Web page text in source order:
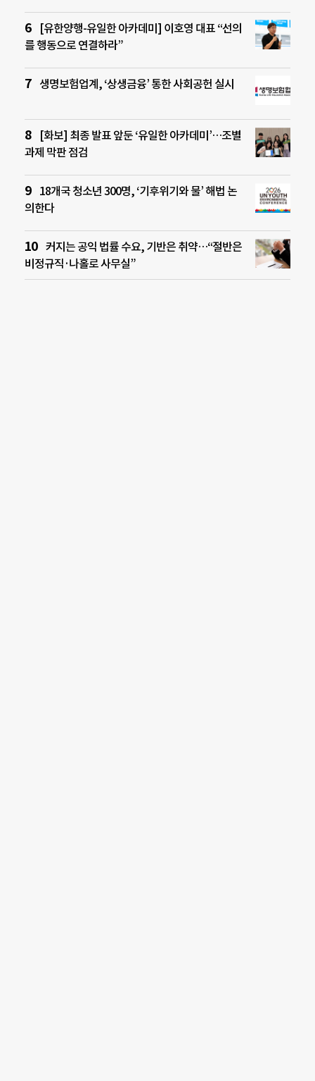
[유한양행-유일한 아카데미] 이호영 대표 “선의
를 행동으로 연결하라”
생명보험업계, ‘상생금융’ 통한 사회공헌 실시
[화보] 최종 발표 앞둔 ‘유일한 아카데미’…조별
과제 막판 점검
18개국 청소년 300명, ‘기후위기와 물’ 해법 논
의한다
커지는 공익 법률 수요, 기반은 취약…“절반은
비정규직·나홀로 사무실”